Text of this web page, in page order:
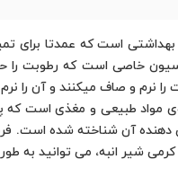
است که عمدتا برای
خاصی است که رطوبت را
نرم و صاف میکنند و آن را
مواد طبیعی و مغذی است که
آن شناخته شده است.
کرمی شیر انبه، می توانید به